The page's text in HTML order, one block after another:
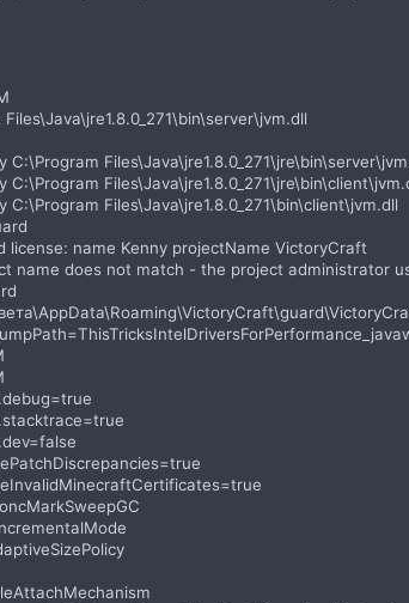
C:\Program
C:\Program
C:\Program Files\Java\jre1.8.0_271\bin\client\jvm.dll
license: name Kenny projectName VictoryCraft
name does not match - the project administrator